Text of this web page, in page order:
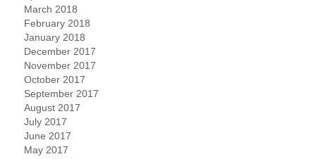
March 2018
February 2018
January 2018
December 2017
November 2017
October 2017
September 2017
August 2017
July 2017
June 2017
May 2017